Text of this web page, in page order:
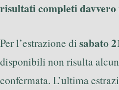
risultati completi
Per l’estrazione di sabato
disponibili non risulta
confermata. L’ultima